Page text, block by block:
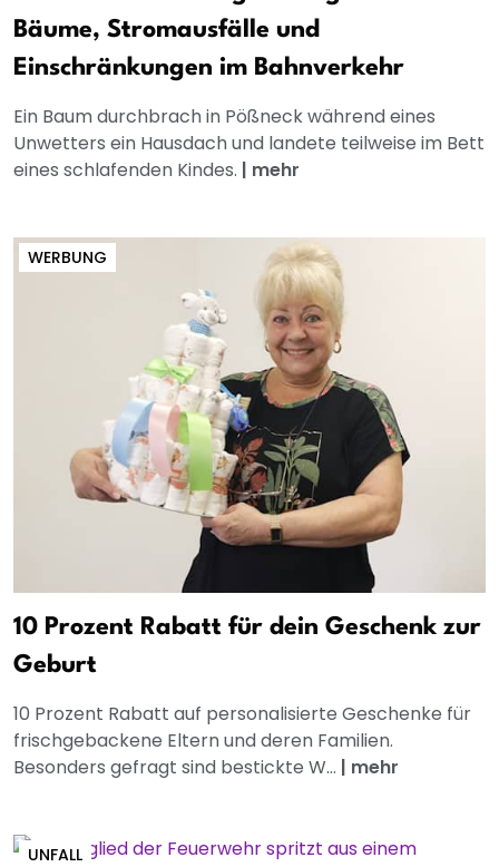
Bäume, Stromausfälle und
Einschränkungen im Bahnverkehr
Ein Baum durchbrach in Pößneck während eines
Unwetters ein Hausdach und landete teilweise im Bett
eines schlafenden Kindes. | mehr
WERBUNG
10 Prozent Rabatt für dein Geschenk zur
Geburt
10 Prozent Rabatt auf personalisierte Geschenke für
frischgebackene Eltern und deren Familien.
Besonders gefragt sind bestickte W... | mehr
UNFALL